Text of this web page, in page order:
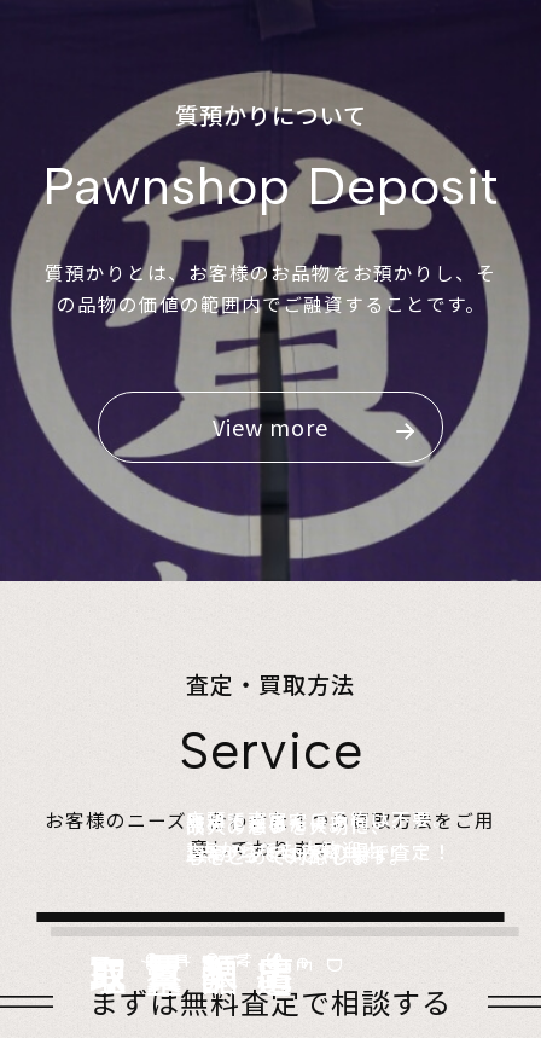
質預かりについて
Pawnshop Deposit
質預かりとは、お客様のお品物をお預かりし、そ
の品物の価値の範囲内でご融資することです。
View more
査定・買取方法
Service
お客様のニーズに合わせた４つの買取方法をご用
意しております。
Store
店頭買取
店頭で査定、ご予約は不要。
1点からでも大歓迎！
Visit
出張買取
無料でご自宅にお伺い、
査定のプロがその場で査定！
Del
i
very
宅配買取
詰めて送るだけ。
1点からでも送料無料！
Estate
遺品整理
故人の想いを大切に、
心をこめて対応します。
まずは無料査定で相談する